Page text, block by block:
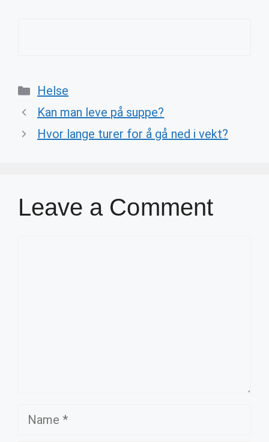
Categories
Helse
Kan man leve på suppe?
Hvor lange turer for å gå ned i vekt?
Leave a Comment
Name